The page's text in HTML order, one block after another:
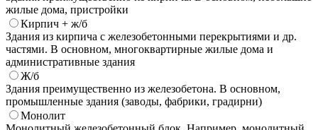
жилые дома, пристройки
Кирпич + ж/б
Здания из кирпича с железобетонными перекрытиями и др.
частями. В основном, многоквартирные жилые дома и
административные здания
Ж/б
Здания преимущественно из железобетона. В основном,
промышленные здания (заводы, фабрики, градирни)
Монолит